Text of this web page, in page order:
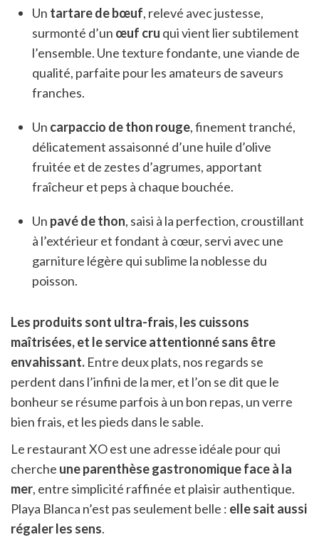
Un tartare de bœuf, relevé avec justesse,
surmonté d’un œuf cru qui vient lier subtilement
l’ensemble. Une texture fondante, une viande de
qualité, parfaite pour les amateurs de saveurs
franches.
Un carpaccio de thon rouge, finement tranché,
délicatement assaisonné d’une huile d’olive
fruitée et de zestes d’agrumes, apportant
fraîcheur et peps à chaque bouchée.
Un pavé de thon, saisi à la perfection, croustillant
à l’extérieur et fondant à cœur, servi avec une
garniture légère qui sublime la noblesse du
poisson.
Les produits sont ultra-frais, les cuissons
maîtrisées, et le service attentionné sans être
envahissant. Entre deux plats, nos regards se
perdent dans l’infini de la mer, et l’on se dit que le
bonheur se résume parfois à un bon repas, un verre
bien frais, et les pieds dans le sable.
Le restaurant XO est une adresse idéale pour qui
cherche une parenthèse gastronomique face à la
mer, entre simplicité raffinée et plaisir authentique.
Playa Blanca n’est pas seulement belle : elle sait aussi
régaler les sens.